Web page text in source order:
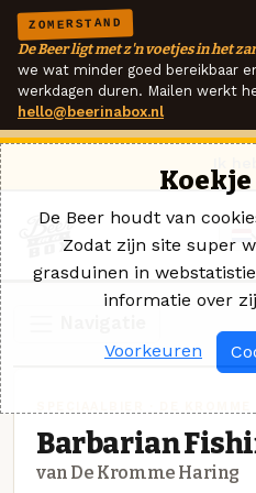
ZOMERSTAND
De Beer ligt met z'n voetjes in het
we wat minder goed bereikbaar
werkdagen duren. Mailen werkt
hello@beerinabox.nl
Barbarian
van De Kromme Haring
De Beer houdt van
Zodat zijn site super
grasduinen in
informatie over
Voorkeuren